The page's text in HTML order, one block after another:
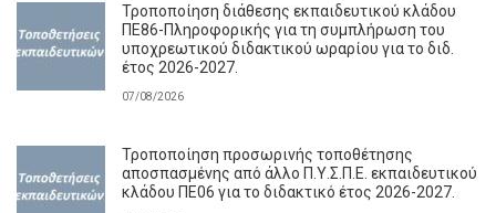
Τροποποίηση διάθεσης εκπαιδευτικού κλάδου
ΠΕ86-Πληροφορικής για τη συμπλήρωση του
υποχρεωτικού διδακτικού ωραρίου για το διδ.
έτος 2026-2027.
07/08/2026
Τροποποίηση προσωρινής τοποθέτησης
αποσπασμένης από άλλο Π.Υ.Σ.Π.Ε. εκπαιδευτικού
κλάδου ΠΕ06 για το διδακτικό έτος 2026-2027.